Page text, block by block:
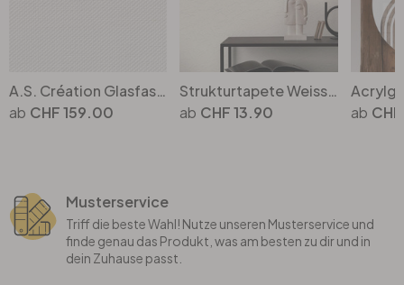
A.S. Création Glasfasertapete stoss- und kratzfest weiss, überstreichbar
CHF 159.00
Strukturtapete Weiss überstreichbare Tapete Papier mit Struktur
CHF 13.90
Musterservice
Triff die beste Wahl! Nutze unseren Musterservice und
finde genau das Produkt, was am besten zu dir und in
dein Zuhause passt.